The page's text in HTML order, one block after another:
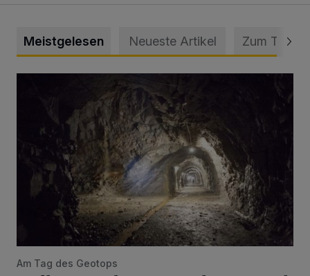
Meistgelesen Neueste Artikel Zum Thema
Am Tag des Geotops